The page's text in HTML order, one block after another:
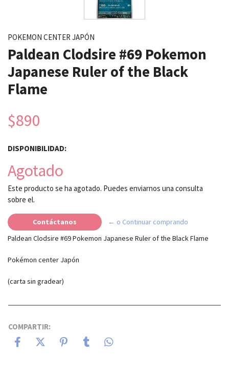
POKEMON CENTER JAPÓN
Paldean Clodsire #69 Pokemon
Japanese Ruler of the Black
Flame
$890
DISPONIBILIDAD:
Agotado
Este producto se ha agotado. Puedes enviarnos una consulta
sobre el.
Contáctanos
← o Continuar comprando
Paldean Clodsire #69 Pokemon Japanese Ruler of the Black Flame
Pokémon center Japón
(carta sin gradear)
COMPARTIR: